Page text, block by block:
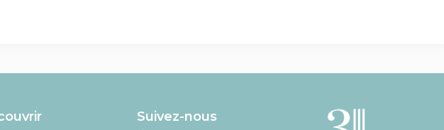
Suivez-nous